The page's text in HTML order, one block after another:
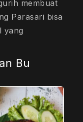
membuat
Parasari bisa
yang
Bu